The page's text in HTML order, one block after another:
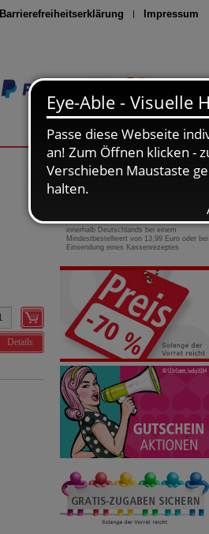
Barrierefreiheitserklärung Impressum
Seite drucken
Details
0800-10 11 422
gebührenfreie Rufnummer
innerhalb Deutschlands bei einem
Mindestbestellwert von 13,99 Euro oder bei
Einsendung eines Kassenrezeptes